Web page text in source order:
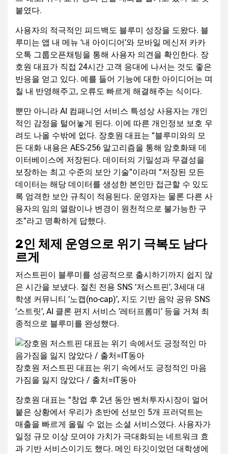
붙였다.
사용자의 적극적인 피드백도 블루미 성장을 도왔다. 블
루미는 앱 내 메뉴 ‘내 아이디어’와 모바일 메신저 카카
오톡 그룹오픈채팅을 통해 사용자 의견을 확인한다. 장
호원 대표가 직접 24시간 고객 응대에 나서는 것도 좋은
반응을 얻고 있다. 예를 들어 기능에 대한 아이디어는 며
칠 내 반영해주고, 오류도 빠르게 해결해주는 식이다.
뿐만 아니라 AI 컴패니언 서비스 특성상 사용자는 개인
적인 감정을 털어놓게 된다. 이에 따른 개인정보 보호 우
려도 나올 수밖에 없다. 장호원 대표는 “블루미와의 모
든 대화 내용은 AES-256 알고리즘을 통해 암호화돼 데
이터베이스에 저장된다. 데이터의 기밀성과 무결성을
보장하는 최고 수준의 보안 기술”이라며 “저장된 모든
데이터는 해당 데이터를 생성한 본인만 접근할 수 있도
록 엄격한 보안 규칙이 적용된다. 운영자는 물론 다른 사
용자의 임의 열람이나 변경이 원천적으로 불가능한 구
조”라고 명확하게 답했다.
2인 체제 운영으로 위기 극복도 남다
르게
저스트핀이 블루미를 성공적으로 출시하기까지 쉽지 않
은 시간을 보냈다. 절친 전용 SNS ‘저스트핀’, 3세대 대
학생 커뮤니티 ‘노캡(no-cap)’, 지도 기반 음악 공유 SNS
‘스트릿’, AI 클론 편지 서비스 ‘레터프롬미’ 등을 거쳐 최
종적으로 블루미를 완성했다.
장호원 저스트핀 대표는 위기 속에서도 긍정적인 마음
가짐을 잃지 않았다 / 출처=IT동아
장호원 대표는 “창업 후 2년 동안 벤처투자시장이 얼어
붙은 상황에서 우리가 초반에 선보인 5개 프러덕트는
매출을 빠르게 올릴 수 없는 소셜 서비스였다. 사용자가
일정 규모 이상 모여야 가치가 극대화되는 네트워크 효
과 기반 서비스이기도 했다. 메인 타깃이었던 대학생에